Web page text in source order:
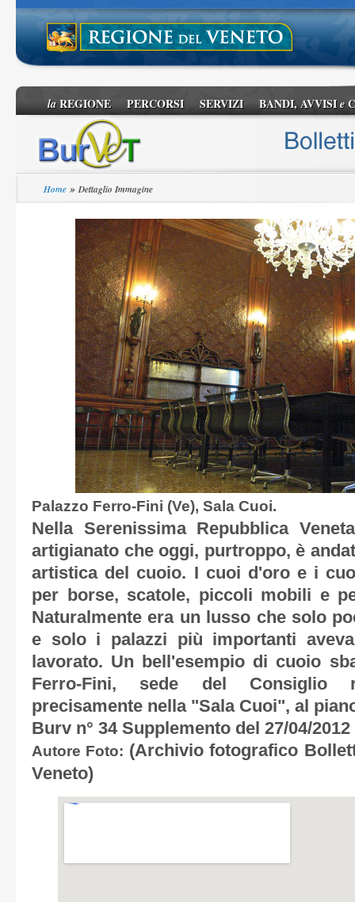
laREGIONE PERCORSI SERVIZI BANDI, AVVISIe
Home »Dettaglio Immagine
Palazzo Ferro-Fini (Ve), Sala Cuoi.
Nella Serenissima Repubblica
artigianato che oggi, purtroppo, è
artistica del cuoio. I cuoi d'oro e i
per borse, scatole, piccoli mobili e
Naturalmente era un lusso che solo
e solo i palazzi più importanti
lavorato. Un bell'esempio di cuoio
Ferro-Fini, sede del Consiglio
precisamente nella "Sala Cuoi", al
Burv n° 34 Supplemento del 27/04/2012
Autore Foto: (Archivio fotografico
Veneto)